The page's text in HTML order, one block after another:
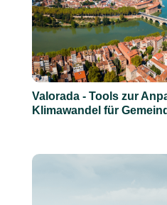
Valorada - Tools zur
Klimawandel für